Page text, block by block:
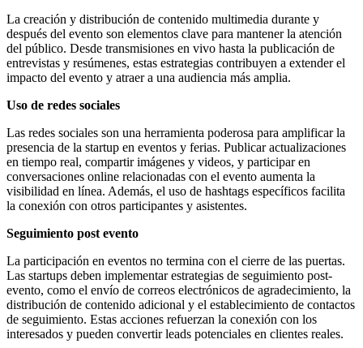
La creación y distribución de contenido multimedia durante y
después del evento son elementos clave para mantener la atención
del público. Desde transmisiones en vivo hasta la publicación de
entrevistas y resúmenes, estas estrategias contribuyen a extender el
impacto del evento y atraer a una audiencia más amplia.
Uso de redes sociales
Las redes sociales son una herramienta poderosa para amplificar la
presencia de la startup en eventos y ferias. Publicar actualizaciones
en tiempo real, compartir imágenes y videos, y participar en
conversaciones online relacionadas con el evento aumenta la
visibilidad en línea. Además, el uso de hashtags específicos facilita
la conexión con otros participantes y asistentes.
Seguimiento post evento
La participación en eventos no termina con el cierre de las puertas.
Las startups deben implementar estrategias de seguimiento post-
evento, como el envío de correos electrónicos de agradecimiento, la
distribución de contenido adicional y el establecimiento de contactos
de seguimiento. Estas acciones refuerzan la conexión con los
interesados y pueden convertir leads potenciales en clientes reales.